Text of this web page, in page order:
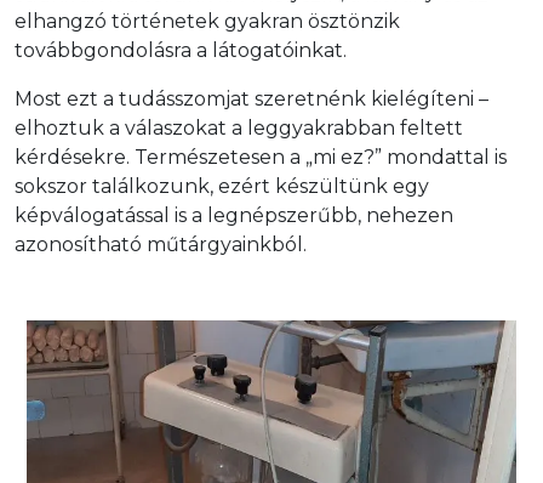
elhangzó történetek gyakran ösztönzik
továbbgondolásra a látogatóinkat.
Most ezt a tudásszomjat szeretnénk kielégíteni –
elhoztuk a válaszokat a leggyakrabban feltett
kérdésekre. Természetesen a „mi ez?” mondattal is
sokszor találkozunk, ezért készültünk egy
képválogatással is a legnépszerűbb, nehezen
azonosítható műtárgyainkból.
Műtétek során használt váladékszívó készülék.
Hidrovac-22 típus.